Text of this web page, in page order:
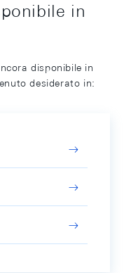
in
disponibile in
desiderato in: